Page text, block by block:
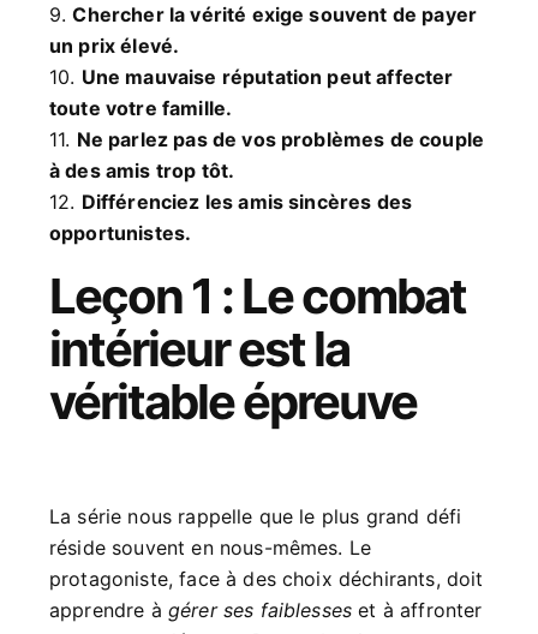
9.Chercher la vérité exige souvent de payer
un prix élevé.
10. Une mauvaise réputation peut affecter
toute votre famille.
11. Ne parlez pas de vos problèmes de couple
à des amis trop tôt.
12. Différenciez les amis sincères des
opportunistes.
Leçon 1 : Le combat
intérieur est la
véritable épreuve
La série nous rappelle que le plus grand défi
réside souvent en nous-mêmes. Le
protagoniste, face à des choix déchirants, doit
apprendre à gérer ses faiblesses et à affronter